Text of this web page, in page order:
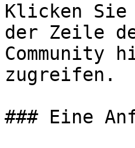
Klicken Sie
der Zeile
Community
zugreifen.
### Eine